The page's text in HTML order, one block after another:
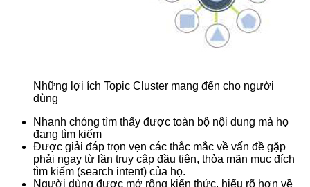
Những lợi ích Topic Cluster mang đến cho người
dùng
Nhanh chóng tìm thấy được toàn bộ nội dung mà họ
đang tìm kiếm
Được giải đáp trọn vẹn các thắc mắc về vấn đề gặp
phải ngay từ lần truy cập đầu tiên, thỏa mãn mục đích
tìm kiếm (search intent) của họ.
Người dùng được mở rộng kiến thức, hiểu rõ hơn về